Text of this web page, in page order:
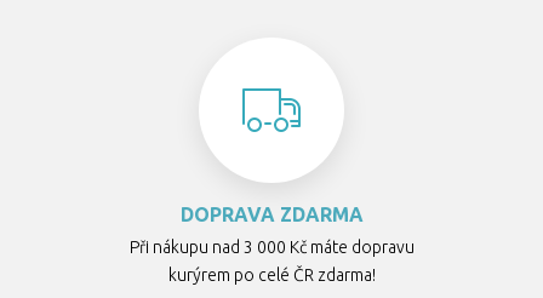
DOPRAVA ZDARMA
Při nákupu nad 3 000 Kč máte dopravu
kurýrem po celé ČR zdarma!